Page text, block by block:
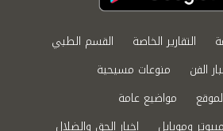
التقارير الخاصة
القسم الطبي
الفن
منوعات مسيحية
مواضيع عامة
وموبايل اخبار الحق والضلال